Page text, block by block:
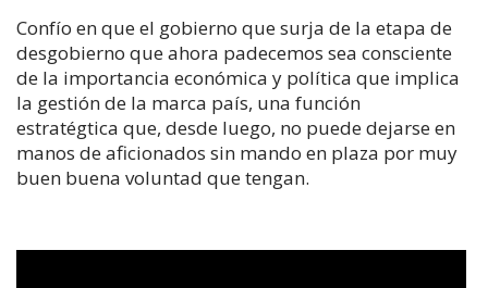
Confío en que el gobierno que surja de la etapa de
desgobierno que ahora padecemos sea consciente
de la importancia económica y política que implica
la gestión de la marca país, una función
estratégtica que, desde luego, no puede dejarse en
manos de aficionados sin mando en plaza por muy
buen buena voluntad que tengan.